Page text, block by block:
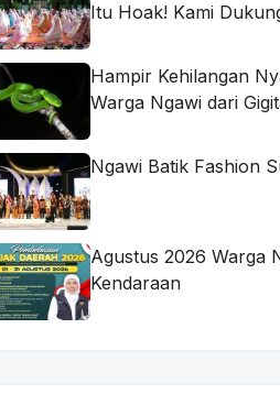
Itu Hoak! Kami
Hampir Kehilangan
Warga Ngawi dari
Ngawi Batik Fashion
Agustus 2026 Warga
Kendaraan